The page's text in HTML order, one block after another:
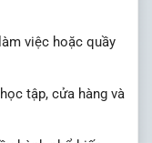
việc hoặc quầy
tập, cửa hàng và